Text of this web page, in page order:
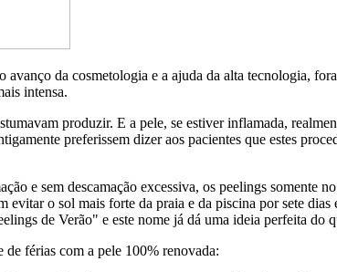
da cosmetologia e a ajuda da alta tecnologia,
intensa.
produzir. E a pele, se estiver inflamada,
preferissem dizer aos pacientes que estes
e sem descamação excessiva, os peelings somente
o sol mais forte da praia e da piscina por sete dias
de Verão" e este nome já dá uma ideia perfeita do
férias com a pele 100% renovada: